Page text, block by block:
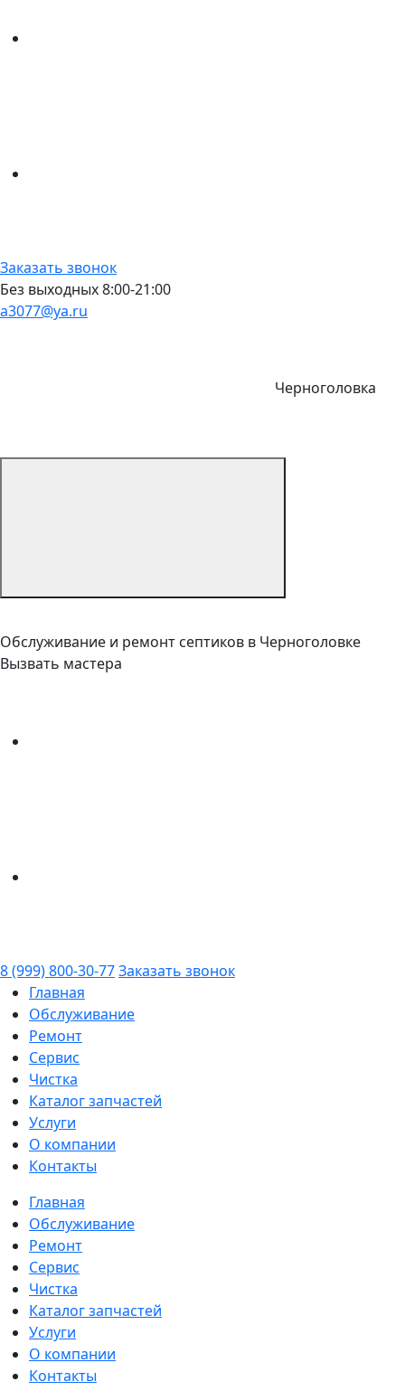
Заказать звонок
Без выходных 8:00-21:00
a3077@ya.ru
Черноголовка
Обслуживание и ремонт септиков в Черноголовке
Вызвать мастера
8 (999) 800-30-77Заказать звонок
Главная
Обслуживание
Ремонт
Сервис
Чистка
Каталог запчастей
Услуги
О компании
Контакты
Главная
Обслуживание
Ремонт
Сервис
Чистка
Каталог запчастей
Услуги
О компании
Контакты